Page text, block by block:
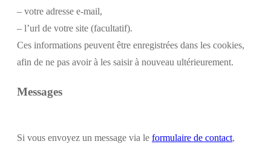
– votre adresse e-mail,
– l’url de votre site (facultatif).
Ces informations peuvent être enregistrées dans les cookies,
afin de ne pas avoir à les saisir à nouveau ultérieurement.
Messages
Si vous envoyez un message via le formulaire de contact,